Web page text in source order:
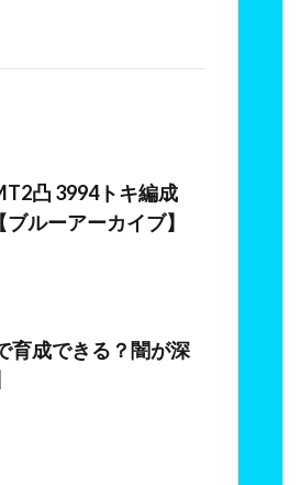
凸 3994トキ編成
ルーアーカイブ】
育成できる？闇が深